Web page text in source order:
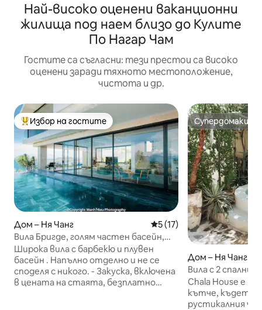
Най-високо оценени ваканционни
жилища под наем близо до Кулите
По Нагар Чам
Гостите са съгласни: тези престои са високо
оценени заради тяхното местоположение,
чистота и др.
Най-популярен избор на гостите
Избор на гостите
Дом – Ня Чанг Средна оценка: 5 от 5,
5 (17)
Вила Бригде, голям частен басейн,
безплатна закуска
Широка вила с барбекю и плувен
басейн . Напълно отделно и не се
споделя с никого. - Закуска, включена
в цената на стаята, безплатно
Супердомакин
Супердомакин
Дом – Ня Чанг
Вила с 2 спални
3 минути до
Chala House е
кътче, където
рустикалния